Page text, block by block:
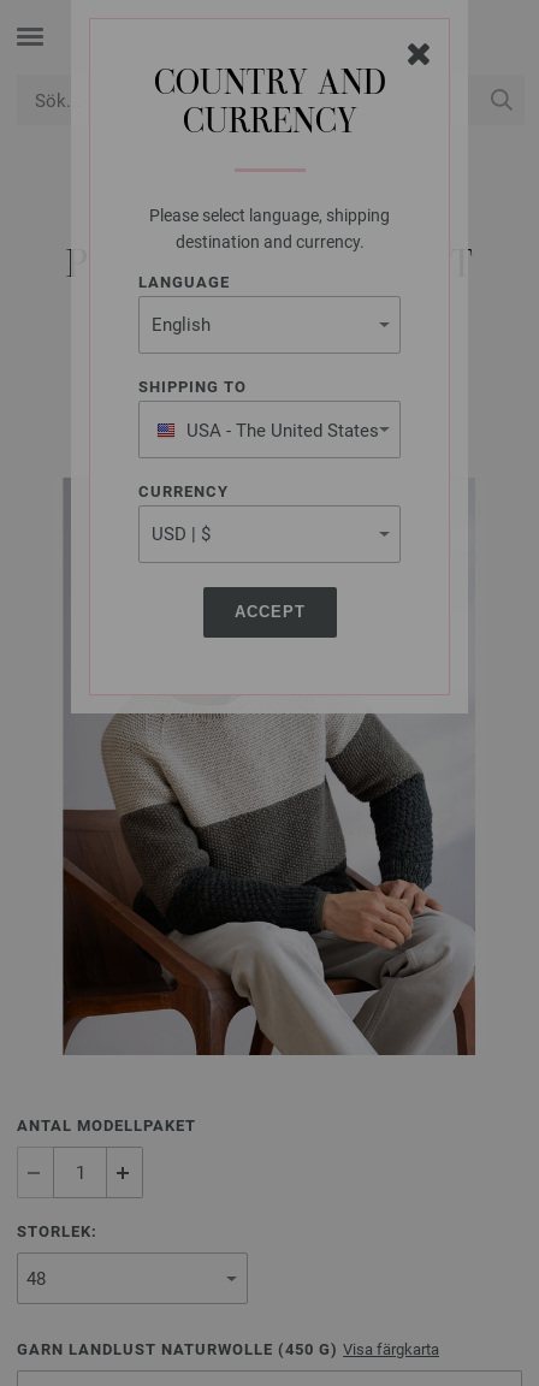
COUNTRY AND
CURRENCY
Please select language, shipping
destination and currency.
LANGUAGE
SHIPPING TO
USA - The United States
of America
CURRENCY
ACCEPT
LANA GROSSA
PULLOVER LANDLUST
NATURWOLLE
Classici No. 29 | Modell 56
ANTAL MODELLPAKET
STORLEK:
GARN LANDLUST NATURWOLLE (450 G) Visa färgkarta